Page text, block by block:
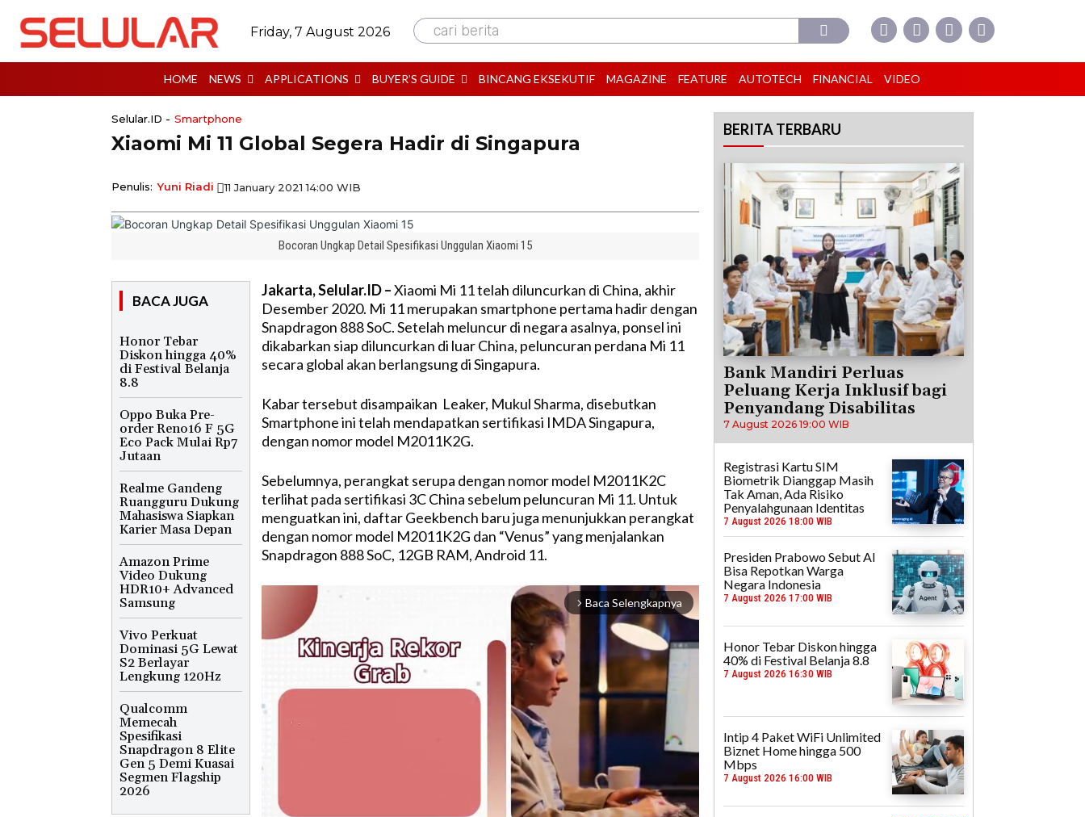
Friday, 7 August 2026 cari berita
HOME NEWS APPLICATIONS BUYER’S GUIDE BINCANG EKSEKUTIF MAGAZINE FEATURE AUTOTECH FINANCIAL VIDEO
Selular.ID - Smartphone
Xiaomi Mi 11 Global Segera Hadir di Singapura
Penulis: Yuni Riadi 11 January 2021 14:00 WIB
Bocoran Ungkap Detail Spesifikasi Unggulan Xiaomi 15
BACA JUGA
Honor Tebar
Diskon hingga 40%
di Festival Belanja
8.8
Oppo Buka Pre-
order Reno16 F 5G
Eco Pack Mulai Rp7
Jutaan
Realme Gandeng
Ruangguru Dukung
Mahasiswa Siapkan
Karier Masa Depan
Amazon Prime
Video Dukung
HDR10+ Advanced
Samsung
Vivo Perkuat
Dominasi 5G Lewat
S2 Berlayar
Lengkung 120Hz
Qualcomm
Memecah
Spesifikasi
Snapdragon 8 Elite
Gen 5 Demi Kuasai
Segmen Flagship
2026
Jakarta, Selular.ID –Xiaomi Mi 11 telah diluncurkan di China, akhir
Desember 2020. Mi 11 merupakan smartphone pertama hadir dengan
Snapdragon 888 SoC. Setelah meluncur di negara asalnya, ponsel ini
dikabarkan siap diluncurkan di luar China, peluncuran perdana Mi 11
secara global akan berlangsung di Singapura.
Kabar tersebut disampaikan Leaker, Mukul Sharma, disebutkan
Smartphone ini telah mendapatkan sertifikasi IMDA Singapura,
dengan nomor model M2011K2G.
Sebelumnya, perangkat serupa dengan nomor model M2011K2C
terlihat pada sertifikasi 3C China sebelum peluncuran Mi 11. Untuk
menguatkan ini, daftar Geekbench baru juga menunjukkan perangkat
dengan nomor model M2011K2G dan “Venus” yang menjalankan
Snapdragon 888 SoC, 12GB RAM, Android 11.
arrow_forward_ios Baca Selengkapnya
BERITA TERBARU
Bank Mandiri Perluas
Peluang Kerja Inklusif bagi
Penyandang Disabilitas
7 August 2026 19:00 WIB
Registrasi Kartu SIM
Biometrik Dianggap Masih
Tak Aman, Ada Risiko
Penyalahgunaan Identitas
7 August 2026 18:00 WIB
Presiden Prabowo Sebut AI
Bisa Repotkan Warga
Negara Indonesia
7 August 2026 17:00 WIB
Honor Tebar Diskon hingga
40% di Festival Belanja 8.8
7 August 2026 16:30 WIB
Intip 4 Paket WiFi Unlimited
Biznet Home hingga 500
Mbps
7 August 2026 16:00 WIB